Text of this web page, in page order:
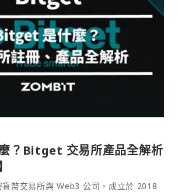
？Bitget 交易所產品全解析
幣交易所與 Web3 公司，成立於 2018